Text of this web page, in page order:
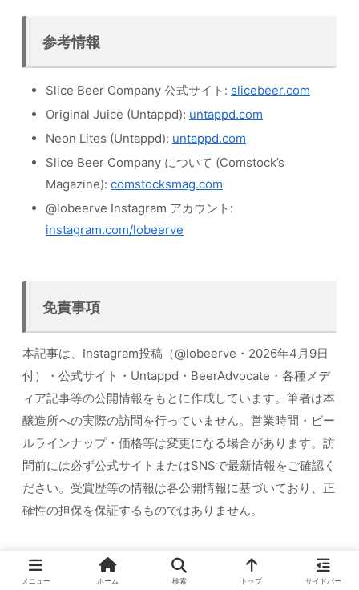
参考情報
Slice Beer Company 公式サイト: slicebeer.com
Original Juice (Untappd): untappd.com
Neon Lites (Untappd): untappd.com
Slice Beer Company について (Comstock’s
Magazine): comstocksmag.com
@lobeerve Instagram アカウント:
instagram.com/lobeerve
免責事項
本記事は、Instagram投稿（@lobeerve・2026年4月9日
付）・公式サイト・Untappd・BeerAdvocate・各種メデ
ィア記事等の公開情報をもとに作成しています。筆者は本
醸造所への実際の訪問を行っていません。営業時間・ビー
ルラインナップ・価格等は変更になる場合があります。訪
問前には必ず公式サイトまたはSNSで最新情報をご確認く
ださい。受賞歴等の情報は各公開情報に基づいており、正
確性の担保を保証するものではありません。
Three Weavers
Villains Brewing（アナハイ
メニュー ホーム 検索 トップ サイドバー